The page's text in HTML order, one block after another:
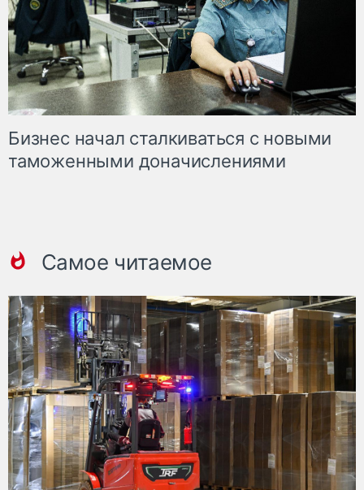
Бизнес начал сталкиваться с новыми
таможенными доначислениями
Самое читаемое